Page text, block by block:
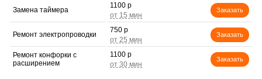
Замена таймера
1100 р
Заказать
Ремонт электропроводки
750 р
Заказать
Ремонт конфорки с
расширением
1100 р
Заказать